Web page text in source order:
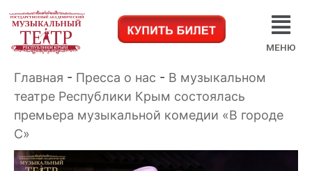
МЕНЮ
Главная - Пресса о нас - В музыкальном
театре Республики Крым состоялась
премьера музыкальной комедии «В городе
С»